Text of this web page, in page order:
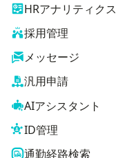
HRアナリティクス
採用管理
メッセージ
汎用申請
AIアシスタント
ID管理
通勤経路検索